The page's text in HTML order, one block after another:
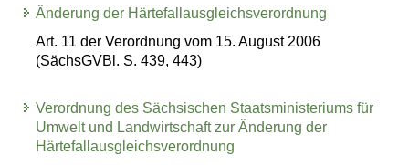
Änderung der Härtefallausgleichsverordnung
Art. 11 der Verordnung vom 15. August 2006
(SächsGVBl. S. 439, 443)
Verordnung des Sächsischen Staatsministeriums für
Umwelt und Landwirtschaft zur Änderung der
Härtefallausgleichsverordnung